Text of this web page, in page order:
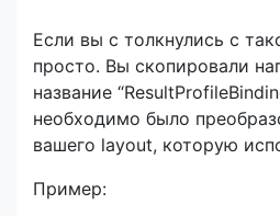
Если вы с толкнулись с
просто. Вы скопировали
название
необходимо было
вашего layout, которую
Пример: